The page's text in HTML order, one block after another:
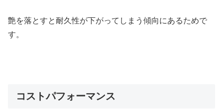
艶を落とすと耐久性が下がってしまう傾向にあるためで
す。
コストパフォーマンス